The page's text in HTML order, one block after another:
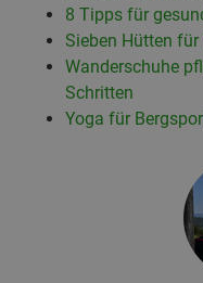
8 Tipps für
Sieben Hütten für
Wanderschuhe
Schritten
Yoga für